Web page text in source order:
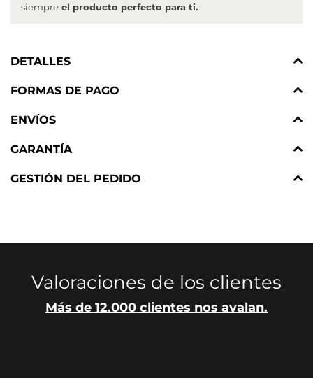
siempre el producto perfecto para ti.
DETALLES
FORMAS DE PAGO
ENVÍOS
GARANTÍA
GESTIÓN DEL PEDIDO
Valoraciones de los clientes
Más de 12.000 clientes nos avalan.